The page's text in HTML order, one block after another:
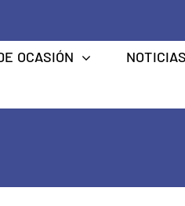
OCASIÓN NOTICIAS